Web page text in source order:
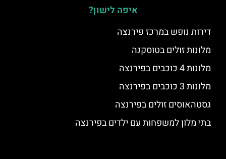
איפה לישון?
דירות נופש במרכז פירנצה
מלונות זולים בטוסקנה
מלונות 4 כוכבים בפירנצה
מלונות 3 כוכבים בפירנצה
גסטהאוסים זולים בפירנצה
בתי מלון למשפחות עם ילדים בפירנצה